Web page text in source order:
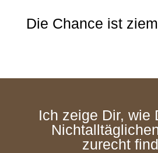
Die Chance ist
Ich zeige Dir, wie
zurecht